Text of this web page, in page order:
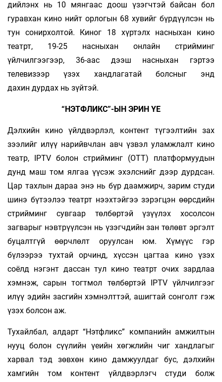
дийлэнх нь 10 мянгаас доош үзэгчтэй байсан бол
гуравхан кино нийт орлогын 68 хувийг бүрдүүлсэн нь
тун сонирхолтой. Киног 18 хүртэлх насныхан кино
театрт, 19-25 насныхан онлайн стрийминг
үйлчилгээгээр, 36-аас дээш насныхан гэртээ
телевизээр үзэх хандлагатай болсныг энд
дахин дурдах нь зүйтэй.
“НЭТФЛИКС”-ЫН ЭРИН ҮЕ
Дэлхийн кино үйлдвэрлэл, контент түгээлтийн зах
зээлийг илүү нарийвчлан авч үзвэл уламжлалт кино
театр, IPTV болон стрийминг (OTT) платформуудын
дунд маш том ялгаа үүсэж эхэлснийг дээр дурдсан.
Цар тахлын дараа энэ нь бүр даамжирч, зарим студи
шинэ бүтээлээ театрт нээхтэйгээ зэрэгцэн өөрсдийн
стрийминг сувгаар төлбөртэй үзүүлэх хосолсон
загварыг нэвтрүүлсэн нь үзэгчдийн зан төлөвт эргэлт
буцалтгүй өөрчлөлт оруулсан юм. Хүмүүс гэр
бүлээрээ тухтай орчинд, хүссэн цагтаа кино үзэх
соёлд нэгэнт дассан тул кино театрт очих зардлаа
хэмнэж, сарын тогтмол төлбөртэй IPTV үйлчилгээг
илүү эдийн засгийн хэмнэлттэй, ашигтай сонголт гэж
үзэх болсон аж.
Тухайлбал, алдарт “Нэтфликс” компанийн амжилтын
нууц болон сүүлийн үеийн хөгжлийн чиг хандлагыг
харвал тэд зөвхөн кино дамжуулдаг бус, дэлхийн
хамгийн том контент үйлдвэрлэгч студи болж